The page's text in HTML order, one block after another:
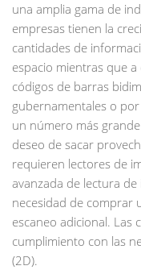
una amplia gama de
empresas tienen la
cantidades de
espacio mientras que
códigos de barras
gubernamentales o
un número más
deseo de sacar
requieren lectores de
avanzada de lectura
necesidad de comprar
escaneo adicional. Las
cumplimiento con las
(2D).